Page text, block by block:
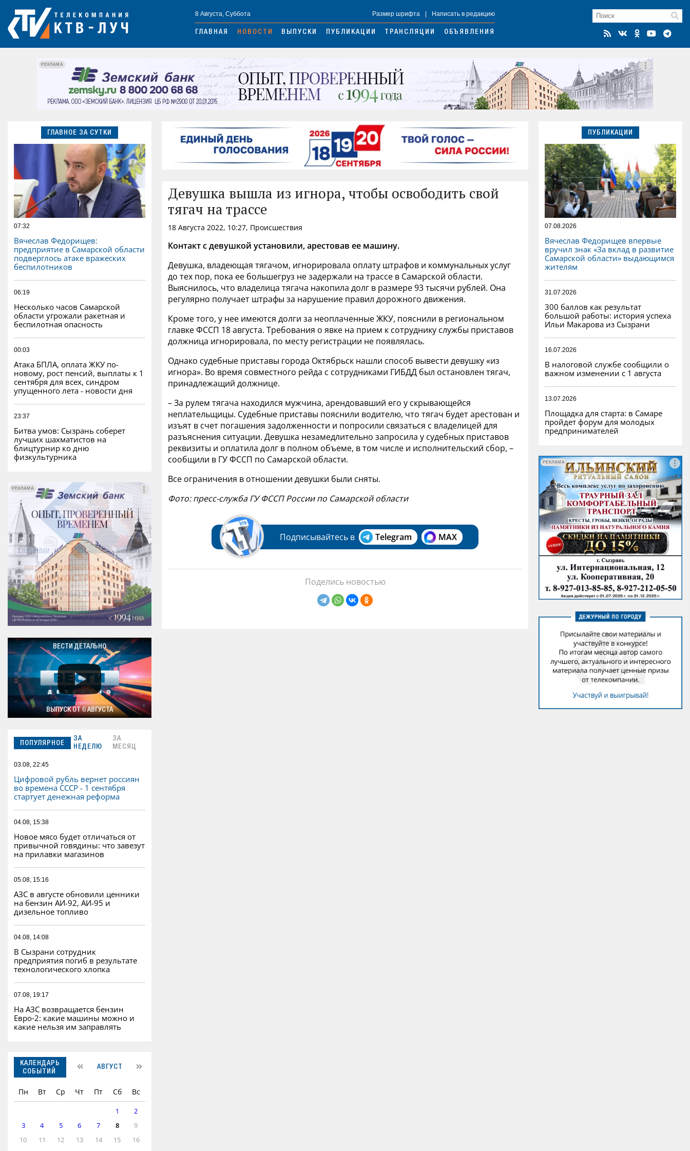
8 Августа, Суббота Размер шрифта Написать в редакцию
ГЛАВНАЯ НОВОСТИ ВЫПУСКИ ПУБЛИКАЦИИ ТРАНСЛЯЦИИ ОБЪЯВЛЕНИЯ
РЕКЛАМА
ГЛАВНОЕ ЗА СУТКИ
07:32
Вячеслав Федорищев:
предприятие в Самарской области
подверглось атаке вражеских
беспилотников
06:19
Несколько часов Самарской
области угрожали ракетная и
беспилотная опасность
00:03
Атака БПЛА, оплата ЖКУ по-
новому, рост пенсий, выплаты к 1
сентября для всех, синдром
упущенного лета - новости дня
23:37
Битва умов: Сызрань соберет
лучших шахматистов на
блицтурнир ко дню
физкультурника
РЕКЛАМА
РЕКЛАМА
ВЕСТИ ДЕТАЛЬНО
ВЫПУСК ОТ 6 АВГУСТА
ПОПУЛЯРНОЕ
ЗА
НЕДЕЛЮ
ЗА
МЕСЯЦ
03.08, 22:45
Цифровой рубль вернет россиян
во времена СССР - 1 сентября
стартует денежная реформа
04.08, 15:38
Новое мясо будет отличаться от
привычной говядины: что завезут
на прилавки магазинов
05.08, 15:16
АЗС в августе обновили ценники
на бензин АИ-92, АИ-95 и
дизельное топливо
04.08, 14:08
В Сызрани сотрудник
предприятия погиб в результате
технологического хлопка
07.08, 19:17
На АЗС возвращается бензин
Евро‑2: какие машины можно и
какие нельзя им заправлять
КАЛЕНДАРЬ
СОБЫТИЙ
АВГУСТ
Пн Вт Ср Чт Пт Сб Вс
1
2
3
4 5 6 7 8
9
10
11 12 13 14 15
16
Девушка вышла из игнора, чтобы освободить свой
тягач на трассе
18 Августа 2022, 10:27, Происшествия
Контакт с девушкой установили, арестовав ее машину.
Девушка, владеющая тягачом, игнорировала оплату штрафов и коммунальных услуг
до тех пор, пока ее большегруз не задержали на трассе в Самарской области.
Выяснилось, что владелица тягача накопила долг в размере 93 тысячи рублей. Она
регулярно получает штрафы за нарушение правил дорожного движения.
Кроме того, у нее имеются долги за неоплаченные ЖКУ, пояснили в региональном
главке ФССП 18 августа. Требования о явке на прием к сотруднику службы приставов
должница игнорировала, по месту регистрации не появлялась.
Однако судебные приставы города Октябрьск нашли способ вывести девушку «из
игнора». Во время совместного рейда с сотрудниками ГИБДД был остановлен тягач,
принадлежащий должнице.
– За рулем тягача находился мужчина, арендовавший его у скрывающейся
неплательщицы. Судебные приставы пояснили водителю, что тягач будет арестован и
изъят в счет погашения задолженности и попросили связаться с владелицей для
разъяснения ситуации. Девушка незамедлительно запросила у судебных приставов
реквизиты и оплатила долг в полном объеме, в том числе и исполнительский сбор, –
сообщили в ГУ ФССП по Самарской области.
Все ограничения в отношении девушки были сняты.
Фото: пресс-служба ГУ ФССП России по Самарской области
Подписывайтесь в Telegram MAX
Поделись новостью
ПУБЛИКАЦИИ
07.08.2026
Вячеслав Федорищев впервые
вручил знак «За вклад в развитие
Самарской области» выдающимся
жителям
31.07.2026
300 баллов как результат
большой работы: история успеха
Ильи Макарова из Сызрани
16.07.2026
В налоговой службе сообщили о
важном изменении с 1 августа
13.07.2026
Площадка для старта: в Самаре
пройдет форум для молодых
предпринимателей
РЕКЛАМА